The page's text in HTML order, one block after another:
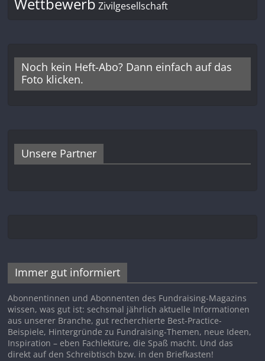
Zivilgesellschaft
Noch kein Heft-Abo? Dann einfach auf das
Foto klicken.
Unsere Partner
Immer gut informiert
Abonnentinnen und Abonnenten des Fundraising-Magazins
wissen, was gut ist: sechsmal jährlich aktuelle Informationen
aus unserer Branche, gut recherchierte Best-Practice-
Beispiele, Hintergründe zu Fundraising-Themen, neue Ideen,
Inspiration – eben Fachlektüre, die Spaß macht. Und das
direkt auf den Schreibtisch bzw. in den Briefkasten!